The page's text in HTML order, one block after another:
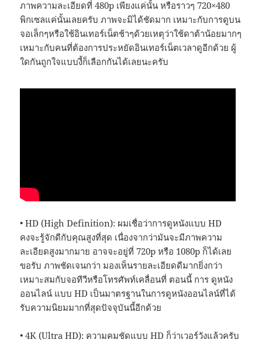
ภาพความละเอียดที่ 480p เพียงแค่นั้น หรือราวๆ 720×480
พิกเซลแค่นั้นเลยครับ ภาพจะมิได้ชัดมาก เหมาะกับการดูบน
จอเล็กๆหรือใช้อินเทอร์เน็ตช้าๆด้วยเหตุว่าใช้ดาต้าน้อยมากๆ
เหมาะกับคนที่ต้องการประหยัดอินเทอร์เน็ตเวลาดูอีกด้วย ผู้
ใดกันถูกใจแบบงี้ก็เลือกกันได้เลยนะครับ
• HD (High Definition): ผมเชื่อว่าการดูหนังแบบ HD
คงจะรู้จักดีกับคุณสูงที่สุด เนื่องจากว่ามันจะมีภาพความ
ละเอียดสูงมากมาย อาจจะอยู่ที่ 720p หรือ 1080p ก็ได้เลย
ขอรับ ภาพชัดเจนกว่า มองเห็นรายละเอียดดีมากยิ่งกว่า
เหมาะสมกับจอทีวีหรือโทรศัพท์เคลื่อนที่ ตอนนี้ การ ดูหนัง
ออนไลน์ แบบ HD เป็นมาตรฐานในการดูหนังออนไลน์ที่ได้
รับความนิยมมากที่สุดปัจจุบันนี้อีกด้วย
• 4K (Ultra HD): ความคมชัดแบบ HD ก็ว่าเวอร์วังแล้วครับ